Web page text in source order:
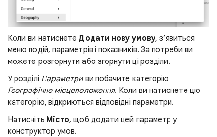
Коли ви натиснете Додати нову умову, з’явиться
меню подій, параметрів і показників. За потреби ви
можете розгорнути або згорнути ці розділи.
У розділі Параметриви побачите категорію
Географічне місцеположення. Коли ви натиснете цю
категорію, відкриються відповідні параметри.
Натисніть Місто, щоб додати цей параметр у
конструктор умов.